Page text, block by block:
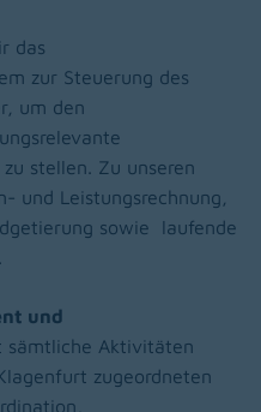
das
zur Steuerung des
um den
stellen. Zu unseren
und Leistungsrechnung,
sowie laufende
und
sämtliche Aktivitäten
zugeordneten